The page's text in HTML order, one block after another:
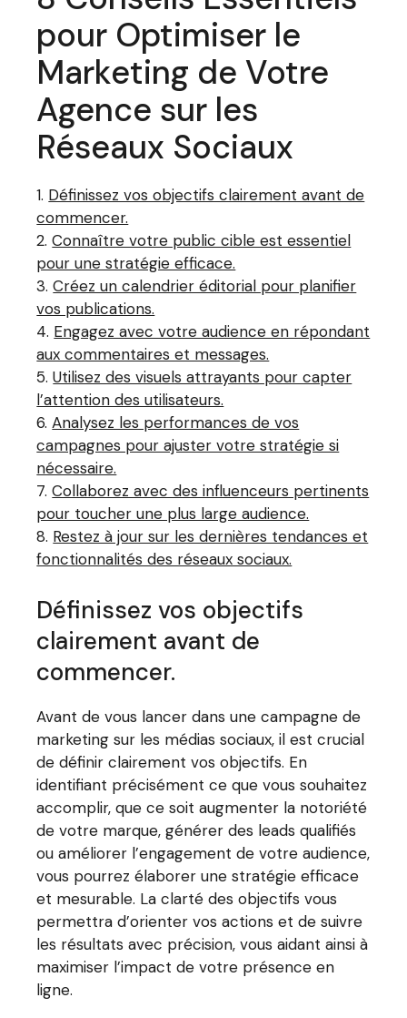
pour Optimiser le
Marketing de Votre
Agence sur les
Réseaux Sociaux
Définissez vos objectifs clairement avant de
commencer.
Connaître votre public cible est essentiel
pour une stratégie efficace.
Créez un calendrier éditorial pour planifier
vos publications.
Engagez avec votre audience en répondant
aux commentaires et messages.
Utilisez des visuels attrayants pour capter
l’attention des utilisateurs.
Analysez les performances de vos
campagnes pour ajuster votre stratégie si
nécessaire.
Collaborez avec des influenceurs pertinents
pour toucher une plus large audience.
Restez à jour sur les dernières tendances et
fonctionnalités des réseaux sociaux.
Définissez vos objectifs
clairement avant de
commencer.
Avant de vous lancer dans une campagne de
marketing sur les médias sociaux, il est crucial
de définir clairement vos objectifs. En
identifiant précisément ce que vous souhaitez
accomplir, que ce soit augmenter la notoriété
de votre marque, générer des leads qualifiés
ou améliorer l’engagement de votre audience,
vous pourrez élaborer une stratégie efficace
et mesurable. La clarté des objectifs vous
permettra d’orienter vos actions et de suivre
les résultats avec précision, vous aidant ainsi à
maximiser l’impact de votre présence en
ligne.